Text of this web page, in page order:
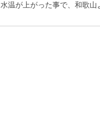
水温が上がった事で、和歌